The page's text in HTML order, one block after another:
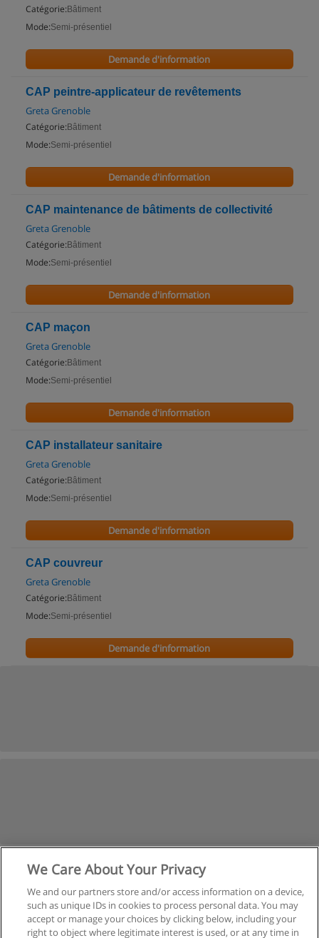
Catégorie: Bâtiment
Mode:Semi-présentiel
Demande d'information
CAP peintre-applicateur de revêtements
Greta Grenoble
Catégorie: Bâtiment
Mode:Semi-présentiel
Demande d'information
CAP maintenance de bâtiments de collectivité
Greta Grenoble
Catégorie: Bâtiment
Mode:Semi-présentiel
Demande d'information
CAP maçon
Greta Grenoble
Catégorie: Bâtiment
Mode:Semi-présentiel
Demande d'information
CAP installateur sanitaire
Greta Grenoble
Catégorie: Bâtiment
Mode:Semi-présentiel
Demande d'information
CAP couvreur
Greta Grenoble
Catégorie: Bâtiment
Mode:Semi-présentiel
Demande d'information
We Care About Your Privacy
We and our partners store and/or access information on a device,
such as unique IDs in cookies to process personal data. You may
accept or manage your choices by clicking below, including your
right to object where legitimate interest is used, or at any time in